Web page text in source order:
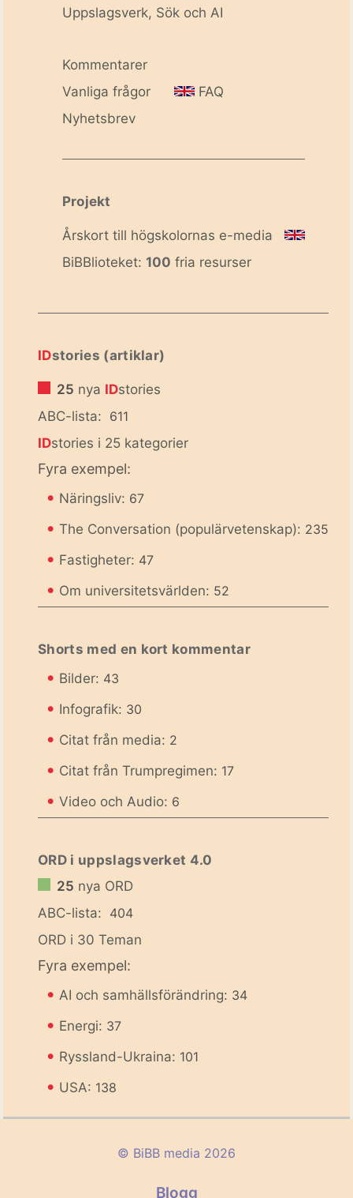
Uppslagsverk, Sök och AI
Kommentarer
Vanliga frågor
FAQ
Nyhetsbrev
Projekt
Årskort till högskolornas e-media
BiBBlioteket: 100 fria resurser
IDstories (artiklar)
25 nya IDstories
ABC-lista: 611
IDstories i 25 kategorier
Fyra exempel:
• Näringsliv: 67
• The Conversation (populärvetenskap): 235
• Fastigheter: 47
• Om universitetsvärlden: 52
Shorts med en kort kommentar
• Bilder: 43
• Infografik: 30
• Citat från media: 2
• Citat från Trumpregimen: 17
• Video och Audio: 6
ORD i uppslagsverket 4.0
25 nya ORD
ABC-lista: 404
ORD i 30 Teman
Fyra exempel:
• AI och samhällsförändring: 34
• Energi: 37
• Ryssland-Ukraina: 101
• USA: 138
© BiBB media 2026
Blogg